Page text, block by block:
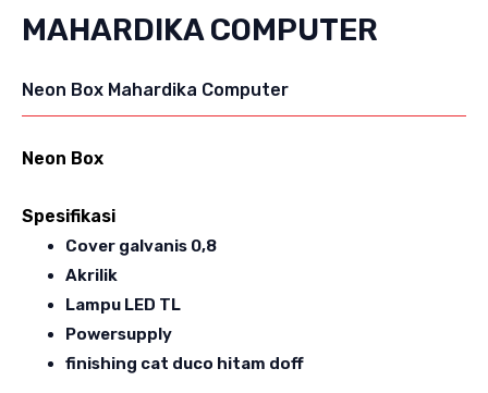
MAHARDIKA COMPUTER
Neon Box Mahardika Computer
Neon Box
Spesifikasi
Cover galvanis 0,8
Akrilik
Lampu LED TL
Powersupply
finishing cat duco hitam doff